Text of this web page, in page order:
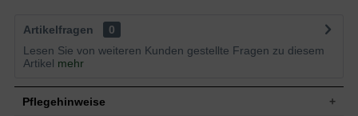
Artikelfragen
0
Lesen Sie von weiteren Kunden gestellte Fragen zu diesem
Artikel mehr
Pflegehinweise